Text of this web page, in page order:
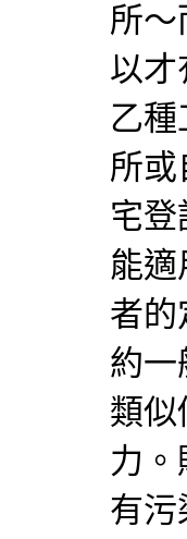
所～
以才
乙
所或
宅
能
者的
約一
類似
力
有污